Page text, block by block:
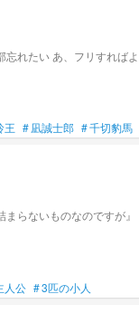
王 #凪誠士郎 #千切豹馬
人公 #3匹の小人